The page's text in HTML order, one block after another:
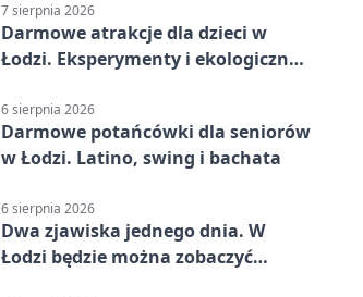
7 sierpnia 2026
Darmowe atrakcje dla dzieci w
Łodzi. Eksperymenty i ekologiczny
6 sierpnia 2026
Darmowe potańcówki dla seniorów
w Łodzi. Latino, swing i bachata
6 sierpnia 2026
Dwa zjawiska jednego dnia. W
Łodzi będzie można zobaczyć